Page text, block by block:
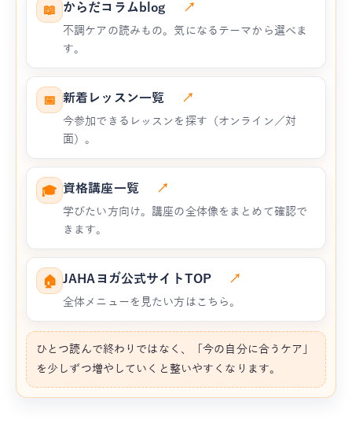
📖 からだコラムblog ↗
不調ケアの読みもの。気になるテーマから選べま
す。
📅 新着レッスン一覧 ↗
今参加できるレッスンを探す（オンライン／対
面）。
🎓 資格講座一覧 ↗
学びたい方向け。講座の全体像をまとめて確認で
きます。
🏠 JAHAヨガ公式サイトTOP ↗
全体メニューを見たい方はこちら。
ひとつ読んで終わりではなく、「今の自分に合うケア」
を少しずつ増やしていくと整いやすくなります。